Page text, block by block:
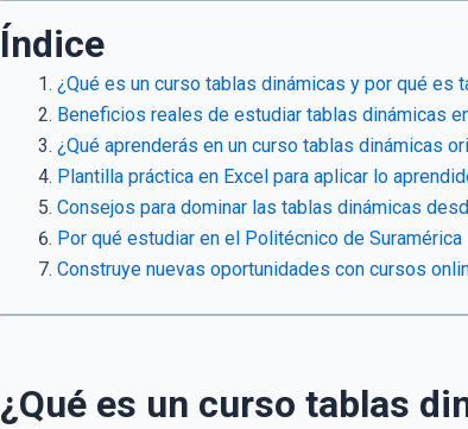
Índice
¿Qué es un curso tablas dinámicas y por qué es
Beneficios reales de estudiar tablas dinámicas
¿Qué aprenderás en un curso tablas dinámicas
Plantilla práctica en Excel para aplicar lo
Consejos para dominar las tablas dinámicas
Por qué estudiar en el Politécnico de Suramérica
Construye nuevas oportunidades con cursos
¿Qué es un curso tablas